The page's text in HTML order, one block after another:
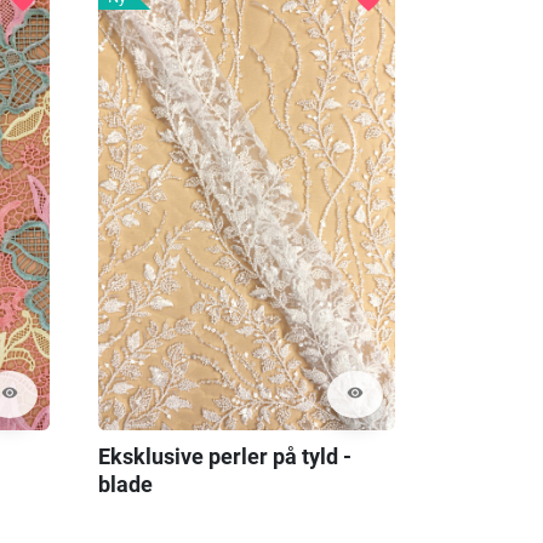
visibility visibility
Eksklusive perler på tyld -
blade